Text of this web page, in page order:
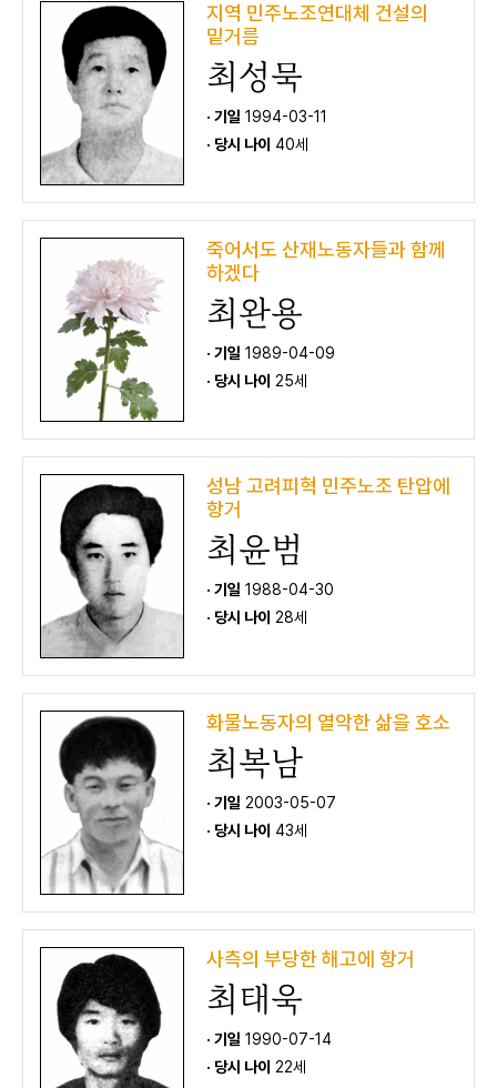
지역 민주노조연대체 건설의
밑거름
최성묵
· 기일 1994-03-11
· 당시 나이 40세
죽어서도 산재노동자들과 함께
하겠다
최완용
· 기일 1989-04-09
· 당시 나이 25세
성남 고려피혁 민주노조 탄압에
항거
최윤범
· 기일 1988-04-30
· 당시 나이 28세
화물노동자의 열악한 삶을 호소
최복남
· 기일 2003-05-07
· 당시 나이 43세
사측의 부당한 해고에 항거
최태욱
· 기일 1990-07-14
· 당시 나이 22세